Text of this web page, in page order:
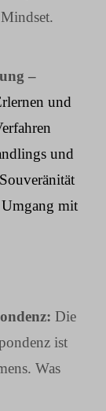
–
und
und
mit
Die
ist
Was